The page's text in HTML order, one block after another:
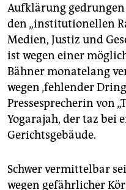
Aufklärung
den „institutionellen
Medien, Justiz und
ist wegen einer
Bähner monatelang
wegen ‚fehlender
Pressesprecherin von
Yogarajah, der taz bei
Gerichtsgebäude.
Schwer vermittelbar
wegen gefährlicher